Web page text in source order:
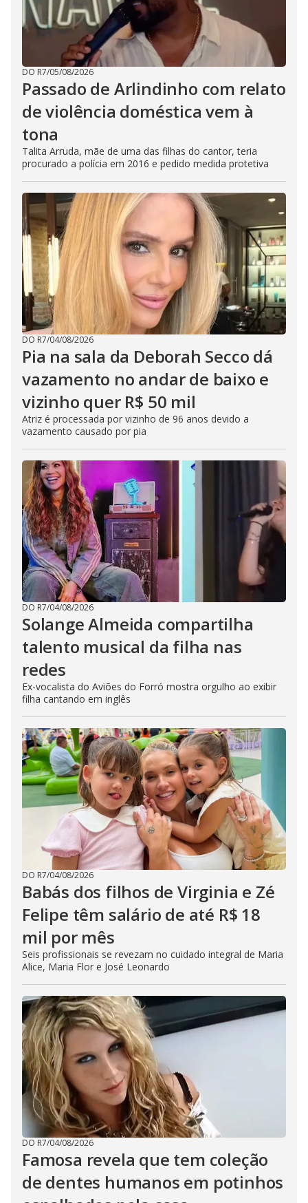
DO R7/05/08/2026
Passado de Arlindinho com relato
de violência doméstica vem à
tona
Talita Arruda, mãe de uma das filhas do cantor, teria
procurado a polícia em 2016 e pedido medida protetiva
DO R7/04/08/2026
Pia na sala da Deborah Secco dá
vazamento no andar de baixo e
vizinho quer R$ 50 mil
Atriz é processada por vizinho de 96 anos devido a
vazamento causado por pia
DO R7/04/08/2026
Solange Almeida compartilha
talento musical da filha nas
redes
Ex-vocalista do Aviões do Forró mostra orgulho ao exibir
filha cantando em inglês
DO R7/04/08/2026
Babás dos filhos de Virginia e Zé
Felipe têm salário de até R$ 18
mil por mês
Seis profissionais se revezam no cuidado integral de Maria
Alice, Maria Flor e José Leonardo
DO R7/04/08/2026
Famosa revela que tem coleção
de dentes humanos em potinhos